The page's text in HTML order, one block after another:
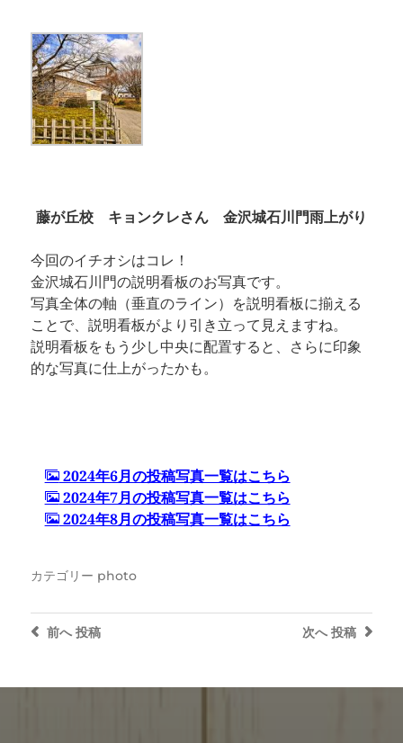
藤が丘校 キョンクレさん 金沢城石川門雨上がり
今回のイチオシはコレ！
金沢城石川門の説明看板のお写真です。
写真全体の軸（垂直のライン）を説明看板に揃える
ことで、説明看板がより引き立って見えますね。
説明看板をもう少し中央に配置すると、さらに印象
的な写真に仕上がったかも。
2024年6月の投稿写真一覧はこちら
2024年7月の投稿写真一覧はこちら
2024年8月の投稿写真一覧はこちら
カテゴリー photo
次へ 投稿
前へ投稿